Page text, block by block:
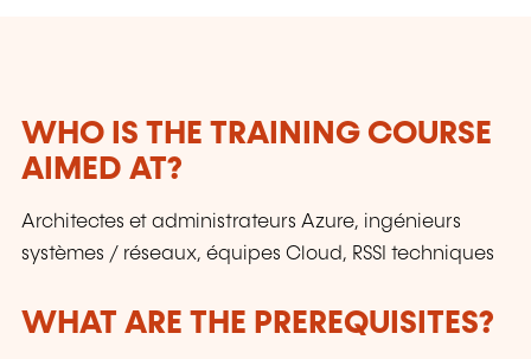
teaching experience. Constantly renewed, they
are adapted to the requirements of our
customers and to the evolution of technologies.
WHO IS THE TRAINING COURSE
AIMED AT?
Architectes et administrateurs Azure, ingénieurs
systèmes / réseaux, équipes Cloud, RSSI techniques
WHAT ARE THE PREREQUISITES?